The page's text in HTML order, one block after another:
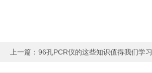
上一篇： 96孔PCR仪的这些知识值得我们学习